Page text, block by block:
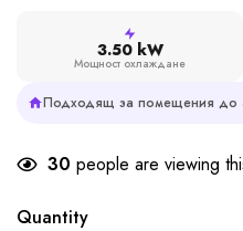
3.50 kW
Мощност охлаждане
Подходящ за помещения до
30 people are viewing
Quantity